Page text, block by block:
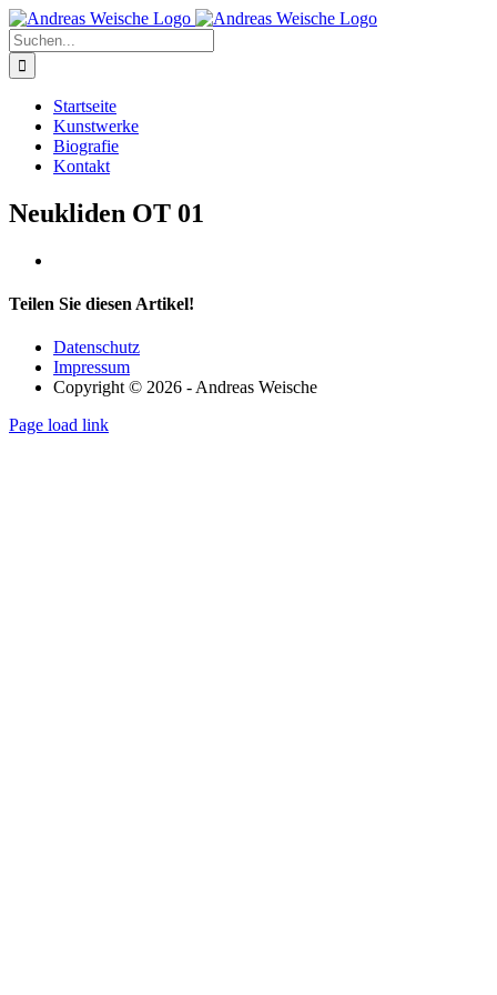
Zum
Inhalt
springen
Suche
nach:
Startseite
Kunstwerke
Biografie
Kontakt
Neukliden OT 01
Image
Teilen Sie diesen Artikel!
Datenschutz
Impressum
Copyright © 2026 - Andreas Weische
Page load link